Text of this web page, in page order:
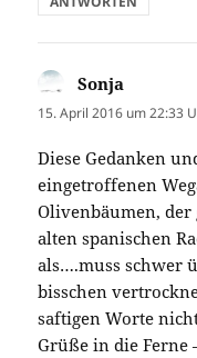
Sonja
15. April 2016 um 22:33
Diese Gedanken
eingetroffenen
Olivenbäumen, der
alten spanischen
als….muss schwer
bisschen
saftigen Worte
Grüße in die Ferne